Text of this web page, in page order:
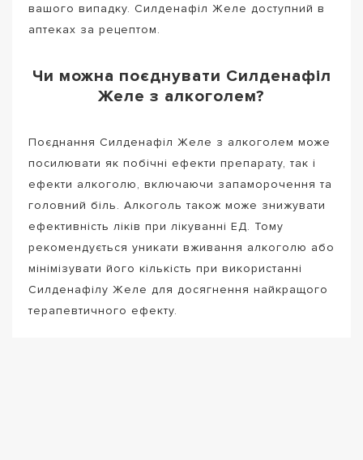
вашого випадку. Силденафіл Желе доступний в
аптеках за рецептом.
Чи можна поєднувати Силденафіл
Желе з алкоголем?
Поєднання Силденафіл Желе з алкоголем може
посилювати як побічні ефекти препарату, так і
ефекти алкоголю, включаючи запаморочення та
головний біль. Алкоголь також може знижувати
ефективність ліків при лікуванні ЕД. Тому
рекомендується уникати вживання алкоголю або
мінімізувати його кількість при використанні
Силденафілу Желе для досягнення найкращого
терапевтичного ефекту.